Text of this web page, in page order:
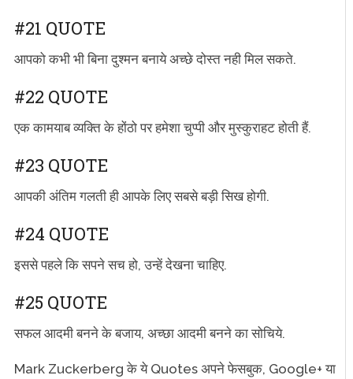
#21 QUOTE
आपको कभी भी बिना दुश्मन बनाये अच्छे दोस्त नही मिल सकते.
#22 QUOTE
एक कामयाब व्यक्ति के होंठो पर हमेशा चुप्पी और मुस्कुराहट होती हैं.
#23 QUOTE
आपकी अंतिम गलती ही आपके लिए सबसे बड़ी सिख होगी.
#24 QUOTE
इससे पहले कि सपने सच हो, उन्हें देखना चाहिए.
#25 QUOTE
सफल आदमी बनने के बजाय, अच्छा आदमी बनने का सोचिये.
Mark Zuckerberg के ये Quotes अपने फेसबुक, Google+ या